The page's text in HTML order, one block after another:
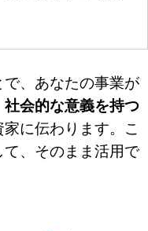
、あなたの事業が
社会的な意義を持つ
家に伝わります。こ
、そのまま活用で